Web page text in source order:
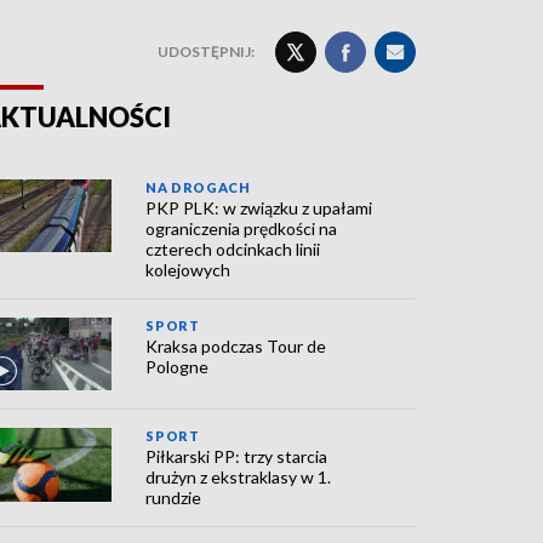
UDOSTĘPNIJ:
NA DROGACH
PKP PLK: w związku z upałami
ograniczenia prędkości na
czterech odcinkach linii
kolejowych
SPORT
Kraksa podczas Tour de
Pologne
SPORT
Piłkarski PP: trzy starcia
drużyn z ekstraklasy w 1.
rundzie